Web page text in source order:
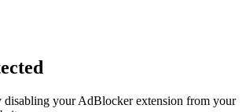
disabling your AdBlocker extension from your